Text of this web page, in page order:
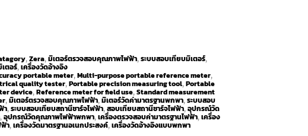
,Zera,มิเตอร์ตรวจสอบคุณภาพไฟฟ้า,ระบบสอบเทียบมิเตอร์,
ตอร์,เครื่องวัดอ้างอิง
portable meter,Multi-purpose portable reference meter,
quality tester,Portable precision measuring tool,Portable
device,Reference meter for field use,Standard measurement
,มิเตอร์ตรวจสอบคุณภาพไฟฟ้า,มิเตอร์วัดค่ามาตรฐานพกพา,ระบบสอบ
า,ระบบสอบเทียบสถานีชาร์จไฟฟ้า,สอบเทียบสถานีชาร์จไฟฟ้า,อุปกรณ์วัด
,อุปกรณ์วัดคุณภาพไฟฟ้าพกพา,เครื่องตรวจสอบค่ามาตรฐานไฟฟ้า,เครื่อง
า,เครื่องวัดมาตรฐานอเนกประสงค์,เครื่องวัดอ้างอิงแบบพกพา